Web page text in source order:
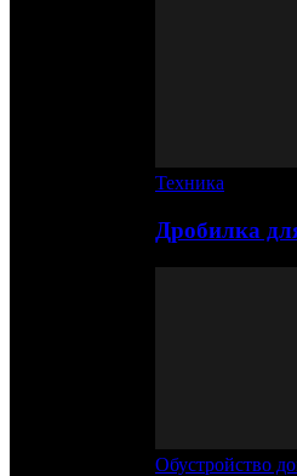
Техника
Дробилка
Обустройство